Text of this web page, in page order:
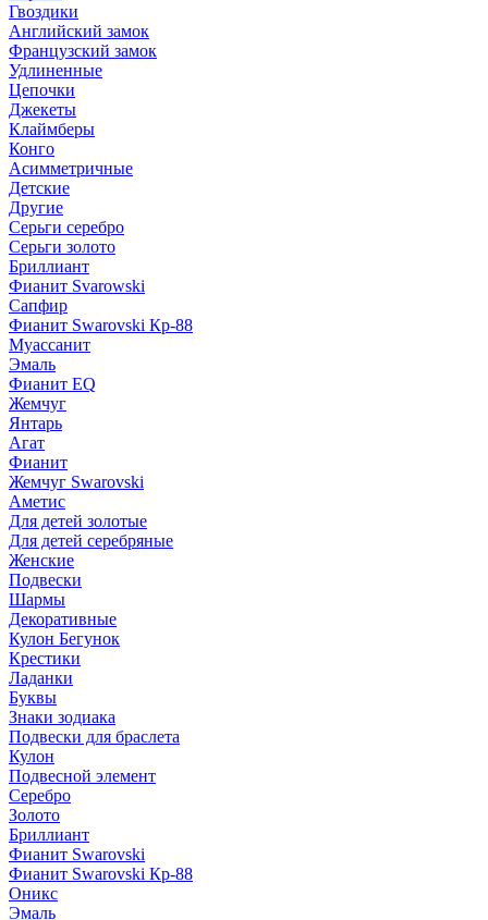
Гвоздики
Английский замок
Французский замок
Удлиненные
Цепочки
Джекеты
Клаймберы
Конго
Асимметричные
Детские
Другие
Серьги серебро
Серьги золото
Бриллиант
Фианит Svarowski
Сапфир
Фианит Swarovski Кр-88
Муассанит
Эмаль
Фианит EQ
Жемчуг
Янтарь
Агат
Фианит
Жемчуг Swarovski
Аметис
Для детей золотые
Для детей серебряные
Женские
Подвески
Шармы
Декоративные
Кулон Бегунок
Крестики
Ладанки
Буквы
Знаки зодиака
Подвески для браслета
Кулон
Подвесной элемент
Серебро
Золото
Бриллиант
Фианит Swarovski
Фианит Swarovski Кр-88
Оникс
Эмаль